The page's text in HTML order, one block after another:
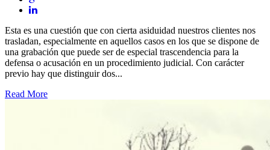
Esta es una cuestión que con cierta asiduidad nuestros clientes nos
trasladan, especialmente en aquellos casos en los que se dispone de
una grabación que puede ser de especial trascendencia para la
defensa o acusación en un procedimiento judicial. Con carácter
previo hay que distinguir dos...
Read More